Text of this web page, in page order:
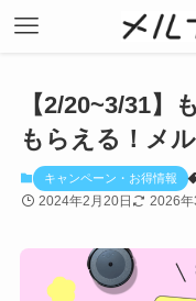
【2/20~3/31】
もらえる！メ
キャンペーン・お得情報
2024年2月20日 2026年